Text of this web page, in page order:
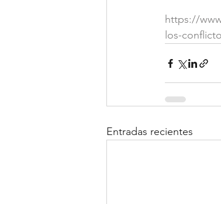
https://
los-
Entradas recientes